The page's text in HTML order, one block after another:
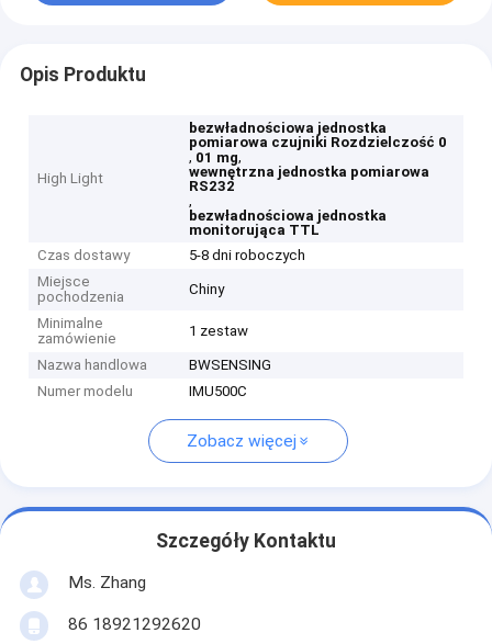
Opis Produktu
High Light
bezwładnościowa jednostka
pomiarowa czujniki Rozdzielczość 0
, 01 mg,
wewnętrzna jednostka pomiarowa
RS232
,
bezwładnościowa jednostka
monitorująca TTL
Czas dostawy
5-8 dni roboczych
Miejsce
pochodzenia
Chiny
Minimalne
zamówienie
1 zestaw
Nazwa handlowa
BWSENSING
Numer modelu
IMU500C
Zobacz więcej
Szczegóły Kontaktu
Ms. Zhang
86 18921292620